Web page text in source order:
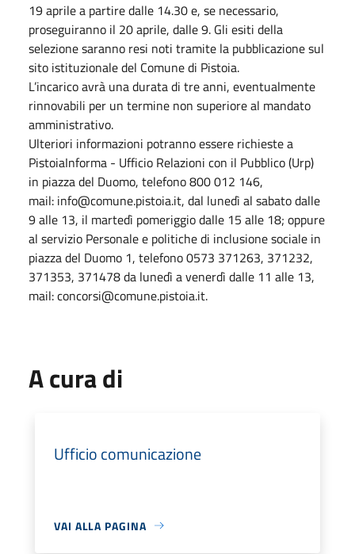
19 aprile a partire dalle 14.30 e, se necessario,
proseguiranno il 20 aprile, dalle 9. Gli esiti della
selezione saranno resi noti tramite la pubblicazione sul
sito istituzionale del Comune di Pistoia.
L’incarico avrà una durata di tre anni, eventualmente
rinnovabili per un termine non superiore al mandato
amministrativo.
Ulteriori informazioni potranno essere richieste a
PistoiaInforma - Ufficio Relazioni con il Pubblico (Urp)
in piazza del Duomo, telefono 800 012 146,
mail: info@comune.pistoia.it, dal lunedì al sabato dalle
9 alle 13, il martedì pomeriggio dalle 15 alle 18; oppure
al servizio Personale e politiche di inclusione sociale in
piazza del Duomo 1, telefono 0573 371263, 371232,
371353, 371478 da lunedì a venerdì dalle 11 alle 13,
mail: concorsi@comune.pistoia.it.
A cura di
Ufficio comunicazione
VAI ALLA PAGINA